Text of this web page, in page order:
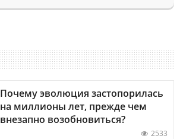
Почему эволюция застопорилась
на миллионы лет, прежде чем
внезапно возобновиться?
2533